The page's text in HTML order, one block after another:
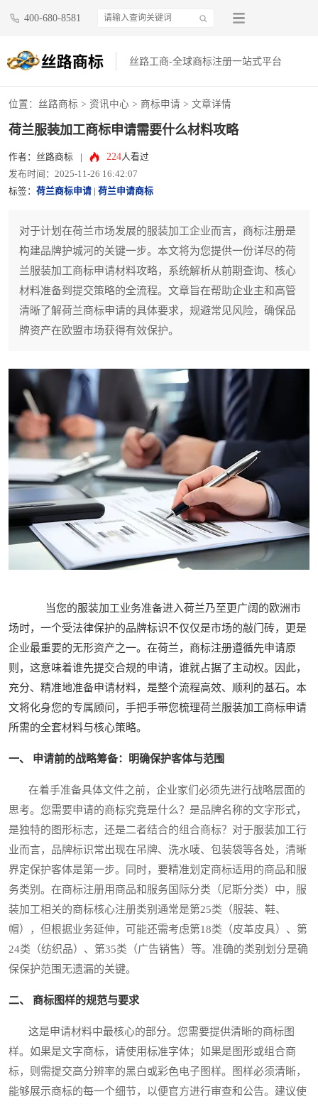
400-680-8581
丝路工商-全球商标注册一站式平台
位置： 丝路商标 > 资讯中心 > 商标申请 > 文章详情
荷兰服装加工商标申请需要什么材料攻略
作者：丝路商标 224人看过
发布时间：2025-11-26 16:42:07
标签： 荷兰商标申请 荷兰申请商标
对于计划在荷兰市场发展的服装加工企业而言，商标注册是
构建品牌护城河的关键一步。本文将为您提供一份详尽的荷
兰服装加工商标申请材料攻略，系统解析从前期查询、核心
材料准备到提交策略的全流程。文章旨在帮助企业主和高管
清晰了解荷兰商标申请的具体要求，规避常见风险，确保品
牌资产在欧盟市场获得有效保护。
当您的服装加工业务准备进入荷兰乃至更广阔的欧洲市
场时，一个受法律保护的品牌标识不仅仅是市场的敲门砖，更是
企业最重要的无形资产之一。在荷兰，商标注册遵循先申请原
则，这意味着谁先提交合规的申请，谁就占据了主动权。因此，
充分、精准地准备申请材料，是整个流程高效、顺利的基石。本
文将化身您的专属顾问，手把手带您梳理荷兰服装加工商标申请
所需的全套材料与核心策略。
一、 申请前的战略筹备：明确保护客体与范围
在着手准备具体文件之前，企业家们必须先进行战略层面的
思考。您需要申请的商标究竟是什么？是品牌名称的文字形式，
是独特的图形标志，还是二者结合的组合商标？对于服装加工行
业而言，品牌标识常出现在吊牌、洗水唛、包装袋等各处，清晰
界定保护客体是第一步。同时，要精准划定商标适用的商品和服
务类别。在商标注册用商品和服务国际分类（尼斯分类）中，服
装加工相关的商标核心注册类别通常是第25类（服装、鞋、
帽），但根据业务延伸，可能还需考虑第18类（皮革皮具）、第
24类（纺织品）、第35类（广告销售）等。准确的类别划分是确
保保护范围无遗漏的关键。
二、 商标图样的规范与要求
这是申请材料中最核心的部分。您需要提供清晰的商标图
样。如果是文字商标，请使用标准字体；如果是图形或组合商
标，则需提交高分辨率的黑白或彩色电子图样。图样必须清晰，
能够展示商标的每一个细节，以便官方进行审查和公告。建议使